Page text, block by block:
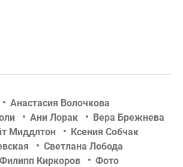
Анастасия Волочкова
Ани Лорак
Вера Брежнева
Миддлтон
Ксения Собчак
Светлана Лобода
Филипп Киркоров
Фото